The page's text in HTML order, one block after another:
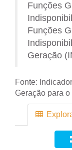
Funções
Funções
Geração
Fonte:
Geração para o